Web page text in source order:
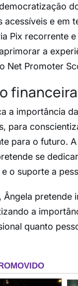
acessíveis e em
Pix recorrente
a
Net Promoter
a importância
para
para o futuro.
se
o suporte a
Ângela pretende
a
quanto